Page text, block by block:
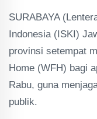
SURABAYA
Indonesia (ISKI)
provinsi setempat
Home (WFH) bagi
Rabu, guna
publik.